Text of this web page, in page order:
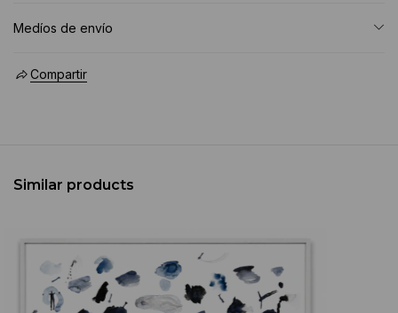
Medíos de envío
Compartir
Similar products